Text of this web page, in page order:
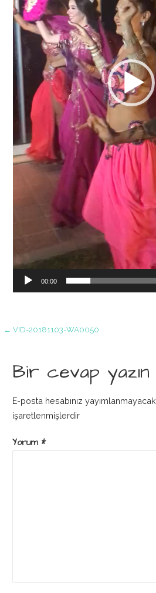
00:00
Yazı
dolaşımı
← VID-20181103-WA0050
Bir cevap yazın
E-posta hesabınız yayımlanmayacak.
işaretlenmişlerdir
Yorum *